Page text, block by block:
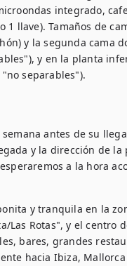
integrado,
1 llave). Tamaños de
y la segunda cama
y en la planta
separables").
antes de su
y la dirección de
y tranquila en la
Las Rotas", y el centro
bares, grandes
hacia Ibiza,